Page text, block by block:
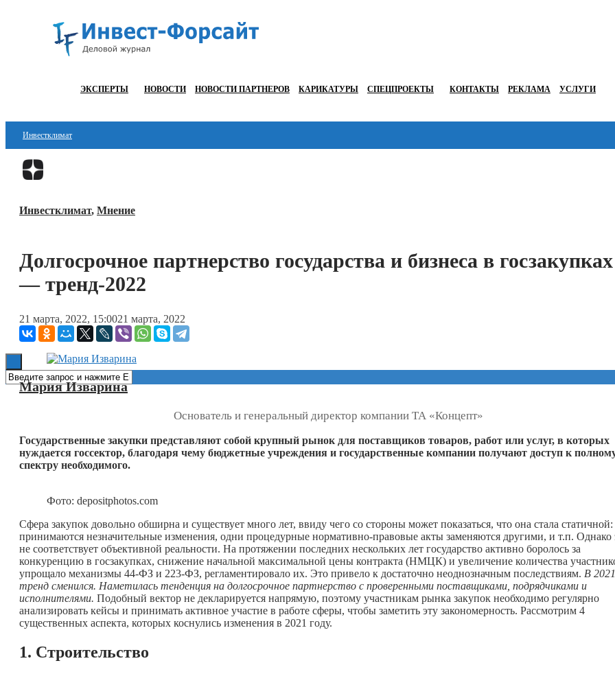
ЭКСПЕРТЫ НОВОСТИ НОВОСТИ ПАРТНЕРОВ КАРИКАТУРЫ СПЕЦПРОЕКТЫ КОНТАКТЫ РЕКЛАМА УСЛУГИ
Инвестклимат
Финансы
Блокчейн
Технологии
Книги
Инвестклимат, Мнение
Долгосрочное партнерство государства и бизнеса в госзакупках
— тренд-2022
21 марта, 2022, 15:0021 марта, 2022
Мария Изварина
Основатель и генеральный директор компании ТА «Концепт»
Государственные закупки представляют собой крупный рынок для поставщиков товаров, работ или услуг, в которых
нуждается госсектор, благодаря чему бюджетные учреждения и государственные компании получают доступ к
спектру необходимого.
Фото: depositphotos.com
Сфера закупок довольно обширна и существует много лет, ввиду чего со стороны может показаться, что она стала статичной:
принимаются незначительные изменения, одни процедурные нормативно-правовые акты заменяются другими, и т.п. Однако
не соответствует объективной реальности. На протяжении последних нескольких лет государство активно боролось за
конкуренцию в госзакупках, снижение начальной максимальной цены контракта (НМЦК) и увеличение количества
упрощало механизмы 44-ФЗ и 223-ФЗ, регламентировало их. Это привело к достаточно неоднозначным последствиям. В 2021
тренд сменился. Наметилась тенденция на долгосрочное партнерство с проверенными поставщиками, подрядчиками и
исполнителями. Подобный вектор не декларируется напрямую, поэтому участникам рынка закупок необходимо регулярно
анализировать кейсы и принимать активное участие в работе сферы, чтобы заметить эту закономерность. Рассмотрим 4
существенных аспекта, которых коснулись изменения в 2021 году.
1. Строительство